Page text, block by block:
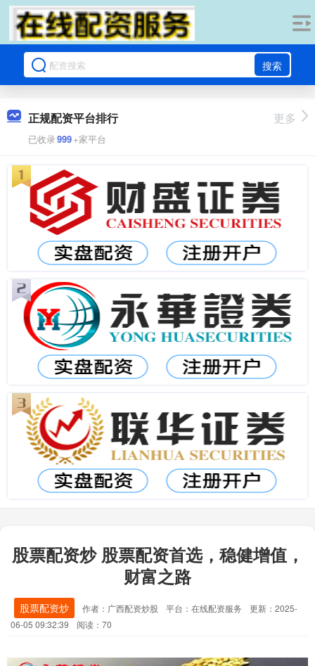
搜索
正规配资平台排行
已收录999+家平台
更多
股票配资炒 股票配资首选，稳健增值，
财富之路
股票配资炒 作者：广西配资炒股 平台：在线配资服务
更新：2025-
06-05 09:32:39
阅读：70